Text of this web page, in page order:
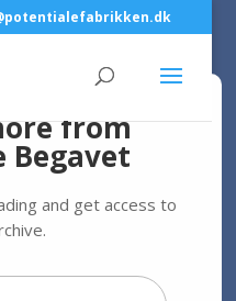
du er
og
|Intelligent
from
Begavet
and get access to